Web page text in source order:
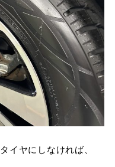
イヤにしなければ、